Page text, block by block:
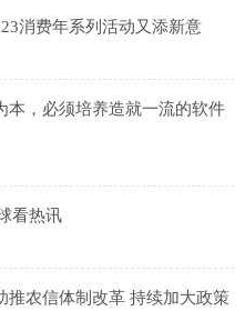
消费年系列活动又添新意
本，必须培养造就一流的软件
看热讯
推农信体制改革 持续加大政策